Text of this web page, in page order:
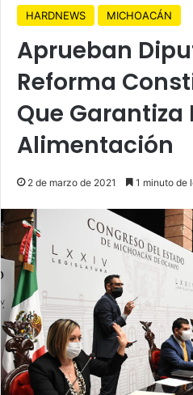
HARDNEWS MICHOACÁN
Aprueban
Reforma
Que Garantiza
Alimentación
2 de marzo de 2021 1 minuto de